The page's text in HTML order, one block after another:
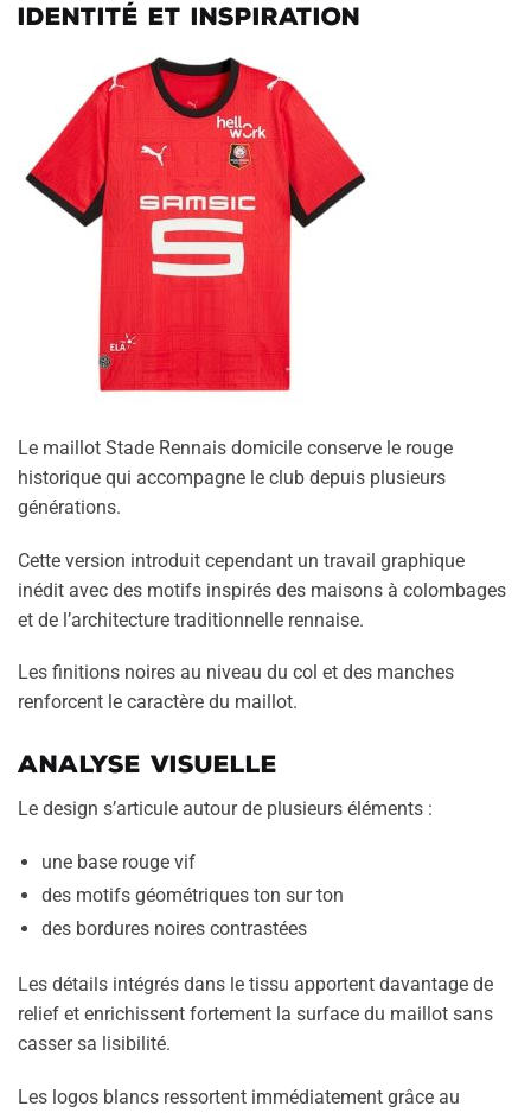
Identité et inspiration
Le maillot Stade Rennais domicile conserve le rouge
historique qui accompagne le club depuis plusieurs
générations.
Cette version introduit cependant un travail graphique
inédit avec des motifs inspirés des maisons à colombages
et de l’architecture traditionnelle rennaise.
Les finitions noires au niveau du col et des manches
renforcent le caractère du maillot.
Analyse visuelle
Le design s’articule autour de plusieurs éléments :
une base rouge vif
des motifs géométriques ton sur ton
des bordures noires contrastées
Les détails intégrés dans le tissu apportent davantage de
relief et enrichissent fortement la surface du maillot sans
casser sa lisibilité.
Les logos blancs ressortent immédiatement grâce au